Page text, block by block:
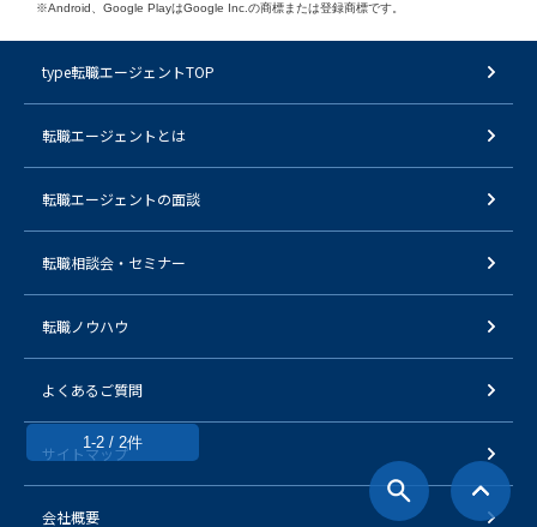
1-2 / 2件
※Android、Google PlayはGoogle Inc.の商標または登録商標です。
type転職エージェントTOP
転職エージェントとは
転職エージェントの面談
転職相談会・セミナー
転職ノウハウ
よくあるご質問
サイトマップ
会社概要